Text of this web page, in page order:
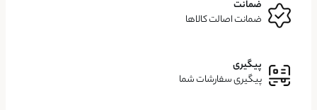
ضمانت
ضمانت اصالت کالاها
پیگیری
پیگیری سفارشات شما